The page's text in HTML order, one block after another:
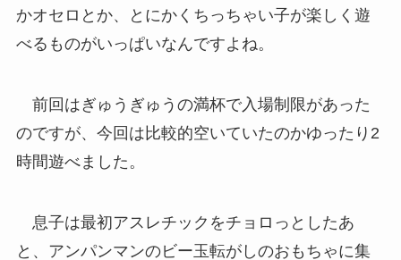
かオセロとか、とにかくちっちゃい子が楽しく遊
べるものがいっぱいなんですよね。
前回はぎゅうぎゅうの満杯で入場制限があった
のですが、今回は比較的空いていたのかゆったり2
時間遊べました。
息子は最初アスレチックをチョロっとしたあ
と、アンパンマンのビー玉転がしのおもちゃに集